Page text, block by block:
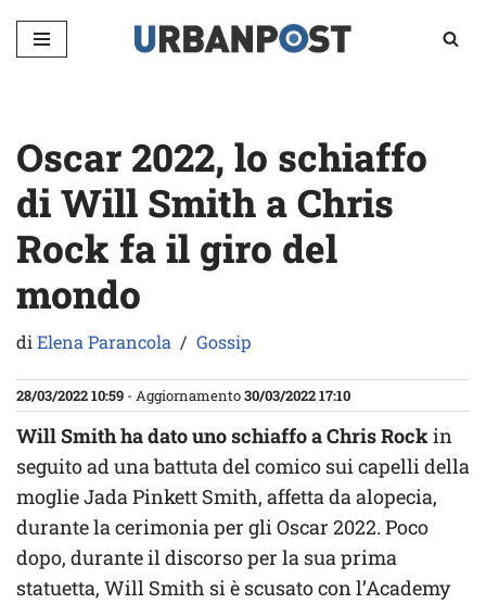
Vai
Oscar 2022, lo schiaffo
di Will Smith a Chris
Rock fa il giro del
mondo
diElena Parancola Gossip
28/03/2022 10:59 - Aggiornamento30/03/2022 17:10
Will Smith ha dato uno schiaffo a Chris Rockin
seguito ad una battuta del comico sui capelli della
moglie Jada Pinkett Smith, affetta da alopecia,
durante la cerimonia per gli Oscar 2022. Poco
dopo, durante il discorso per la sua prima
statuetta, Will Smith si è scusato con l’Academy